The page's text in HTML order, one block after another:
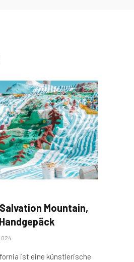
Mountain,
ist eine künstlerische